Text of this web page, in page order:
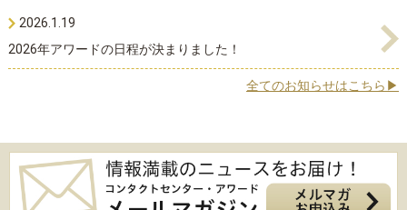
2026.1.19
2026年アワードの日程が決まりました！
全てのお知らせはこちら▶